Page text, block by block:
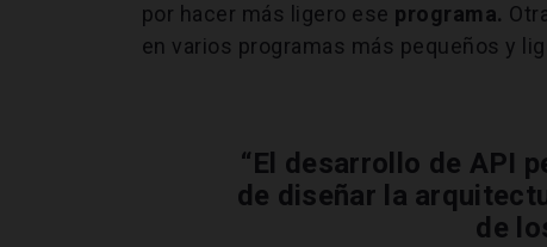
por hacer más ligero ese programa.
en varios programas más pequeños y
“El desarrollo de API
de diseñar la
de